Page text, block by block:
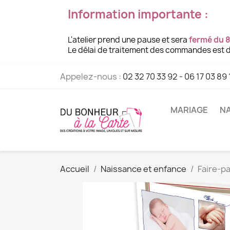
Information importante :
L'atelier prend une pause et serafermé du
Le délai de traitement des commandes est
Appelez-nous : 02 32 70 33 92 - 06 17 03 89
MARIAGE
Accueil Naissance et enfance Faire-